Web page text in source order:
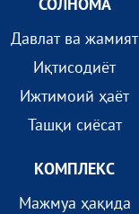
Давлат ва жамият
Иқтисодиёт
Ижтимоий ҳаёт
Ташқи сиёсат
КОМПЛEКС
Мажмуа ҳақида